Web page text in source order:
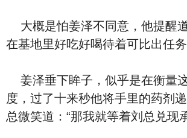
大概是怕姜泽不同意，他提醒
在基地里好吃好喝待着可比出任
姜泽垂下眸子，似乎是在衡量
度，过了十来秒他将手里的药剂
总微笑道：“那我就等着刘总兑现